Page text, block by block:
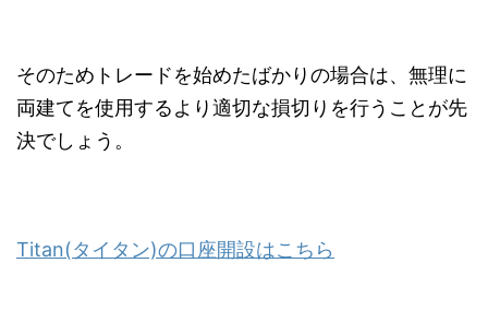
そのためトレードを始めたばかりの場合は、無理に
両建てを使用するより適切な損切りを行うことが先
決でしょう。
Titan(タイタン)の口座開設はこちら